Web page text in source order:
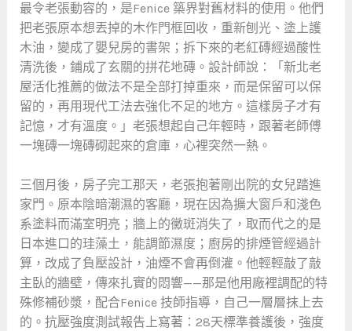
最令老張動容的，是Fenice 築界對舊材料的使用。他們
把老張原本想丟掉的木作門框回收，重新刨光、塗上護
木油，變成了嬰兒房的書架；拆下來的老紅磚經過酸性
清洗後，鋪成了玄關的拼花地磚。設計師說：「新北老
屋活化推薦的做法不是全部打掉重來，而是保留可以保
留的，再用現代工法去強化不足的地方。這樣房子才有
記憶，才有溫度。」老張想起自己年輕時，跟著老師傅
一塊磚一塊磚砌起來的倉庫，心裡突然一熱。
三個月後，房子完工那天，老張抱著剛出院的女兒踏進
家門。原本陰暗潮濕的客廳，現在因為擴大窗戶和淺色
系塗料而滿室明亮；牆上的黴斑消失了，取而代之的是
日本進口的珪藻土，能調節濕度；廚房的排煙管經過計
算，改成了負壓設計，油煙不會再倒灌。他輕輕敲了敲
主臥的牆壁，傳來扎實的悶響——那是他用廠裡調配的特
殊修補砂漿，配合Fenice 技師指導，自己一層層抹上去
的。抗壓強度測試報告上寫著：28天標準養護後，強度